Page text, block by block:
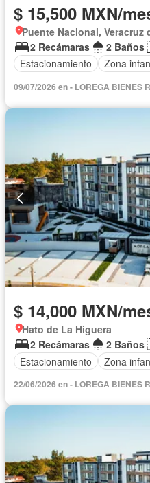
$ 15,500 MXN/
Puente Nacional,
2 Recámaras
2 Baños
Estacionamiento
Zona
09/07/2026 en - LOREGA BIENES
$ 14,000 MXN/
Hato de La Higuera
2 Recámaras
2 Baños
Estacionamiento
Zona
22/06/2026 en - LOREGA BIENES